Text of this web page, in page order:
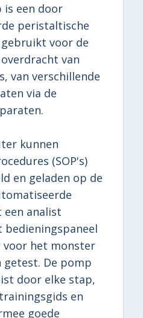
is een door
peristaltische
voor de
van
van verschillende
via de
kunnen
(SOP's)
en geladen op de
een analist
bedieningspaneel
voor het monster
De pomp
door elke stap,
en
goede